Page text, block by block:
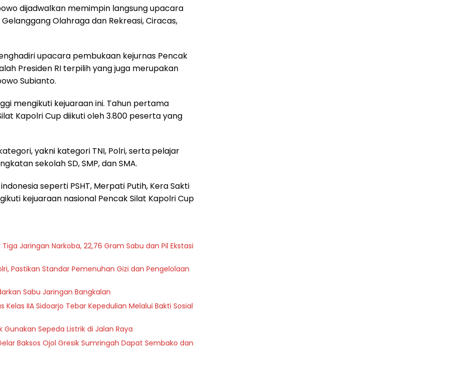
dijadwalkan memimpin langsung upacara
Olahraga dan Rekreasi, Ciracas,
upacara pembukaan kejurnas Pencak
Presiden RI terpilih yang juga merupakan
Subianto.
mengikuti kejuaraan ini. Tahun pertama
Kapolri Cup diikuti oleh 3.800 peserta yang
yakni kategori TNI, Polri, serta pelajar
sekolah SD, SMP, dan SMA.
seperti PSHT, Merpati Putih, Kera Sakti
kejuaraan nasional Pencak Silat Kapolri Cup
Jaringan Narkoba, 22,76 Gram Sabu dan Pil Ekstasi
Pastikan Standar Pemenuhan Gizi dan Pengelolaan
Sabu Jaringan Bangkalan
Kelas IIA Sidoarjo Tebar Kepedulian Melalui Bakti Sosial
Sepeda Listrik di Jalan Raya
Baksos Ojol Gresik Sumringah Dapat Sembako dan